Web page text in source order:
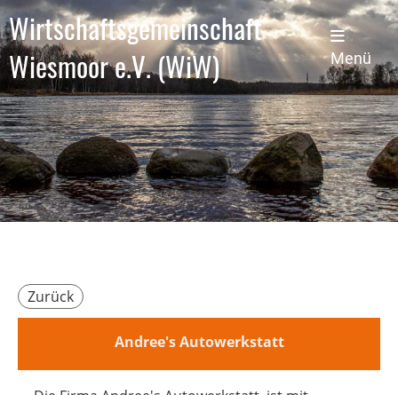
Wirtschaftsgemeinschaft
Wiesmoor e.V. (WiW)
Menü
Zurück
Andree's Autowerkstatt